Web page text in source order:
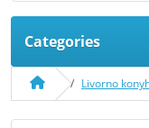
Categories
Livorno